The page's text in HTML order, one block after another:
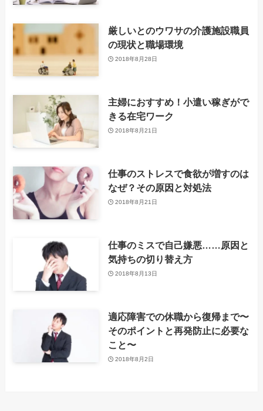
厳しいとのウワサの介護施設職員
の現状と職場環境
2018年8月28日
主婦におすすめ！小遣い稼ぎがで
きる在宅ワーク
2018年8月21日
仕事のストレスで食欲が増すのは
なぜ？その原因と対処法
2018年8月21日
仕事のミスで自己嫌悪……原因と
気持ちの切り替え方
2018年8月13日
適応障害での休職から復帰まで〜
そのポイントと再発防止に必要な
こと〜
2018年8月2日